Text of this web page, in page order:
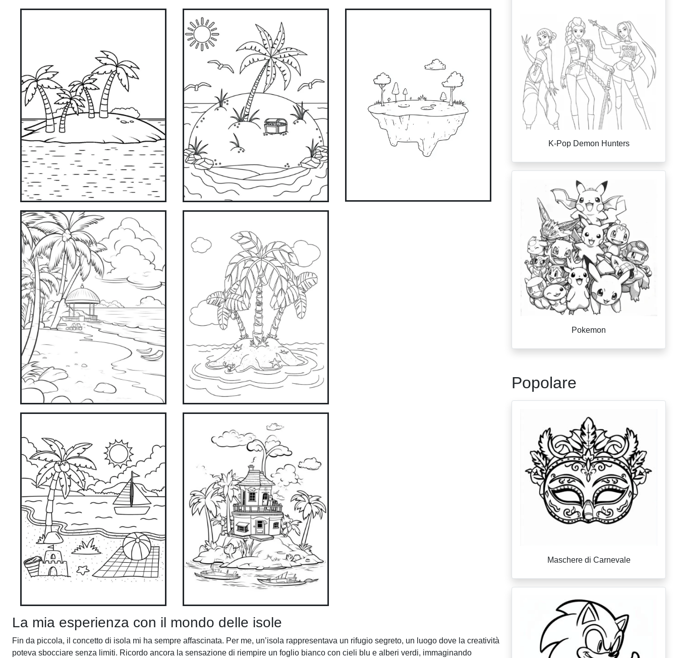
La mia esperienza con il mondo delle isole
Fin da piccola, il concetto di isola mi ha sempre affascinata. Per me, un’isola rappresentava un rifugio segreto, un luogo dove la creatività
poteva sbocciare senza limiti. Ricordo ancora la sensazione di riempire un foglio bianco con cieli blu e alberi verdi, immaginando
K-Pop Demon Hunters
Pokemon
Popolare
Maschere di Carnevale